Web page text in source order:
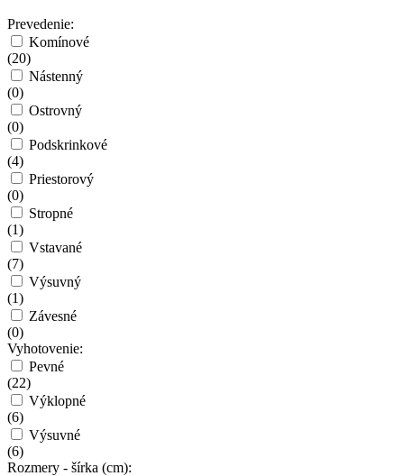
Prevedenie:
Komínové
(20)
Nástenný
(0)
Ostrovný
(0)
Podskrinkové
(4)
Priestorový
(0)
Stropné
(1)
Vstavané
(7)
Výsuvný
(1)
Závesné
(0)
Vyhotovenie:
Pevné
(22)
Výklopné
(6)
Výsuvné
(6)
Rozmery - šírka (cm):